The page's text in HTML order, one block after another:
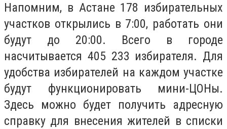
Напомним, в Астане 178 избирательных
участков открылись в 7:00, работать они
будут до 20:00. Всего в городе
насчитывается 405 233 избирателя. Для
удобства избирателей на каждом участке
будут функционировать мини-ЦОНы.
Здесь можно будет получить адресную
справку для внесения жителей в списки